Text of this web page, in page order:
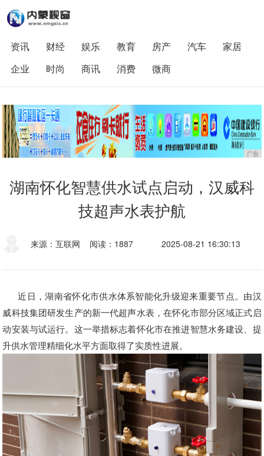
资讯 财经 娱乐 教育 房产 汽车
家居
企业
时尚 商讯 消费 微商
广告
湖南怀化智慧供水试点启动，汉威科
技超声水表护航
来源：互联网 阅读：1887 2025-08-21 16:30:13
近日，湖南省怀化市供水体系智能化升级迎来重要节点。由汉
威科技集团研发生产的新一代超声水表，在怀化市部分区域正式启
动安装与试运行。这一举措标志着怀化市在推进智慧水务建设、提
升供水管理精细化水平方面取得了实质性进展。